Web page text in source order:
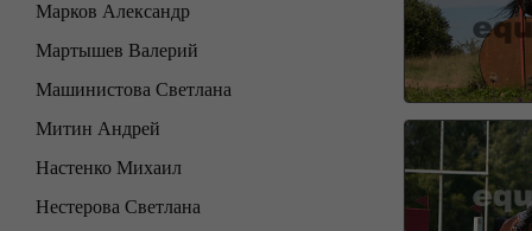
Марков Александр
Мартышев Валерий
Машинистова Светлана
Митин Андрей
Настенко Михаил
Нестерова Светлана